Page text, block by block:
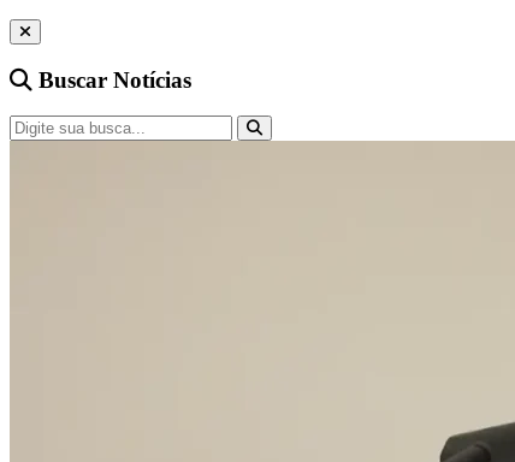
Buscar Notícias